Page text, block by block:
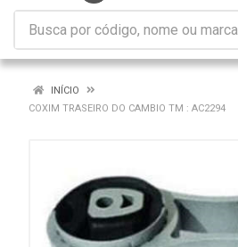
INÍCIO
COXIM TRASEIRO DO CAMBIO TM : AC2294